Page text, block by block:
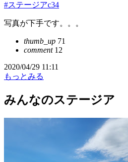
#ステージアc34
写真が下手です。。。
thumb_up 71
comment12
2020/04/29 11:11
もっとみる
みんなのステージア